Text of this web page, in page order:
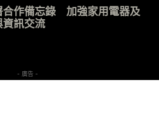
合作備忘錄 加強家用電器及
訊交流
- 廣告 -